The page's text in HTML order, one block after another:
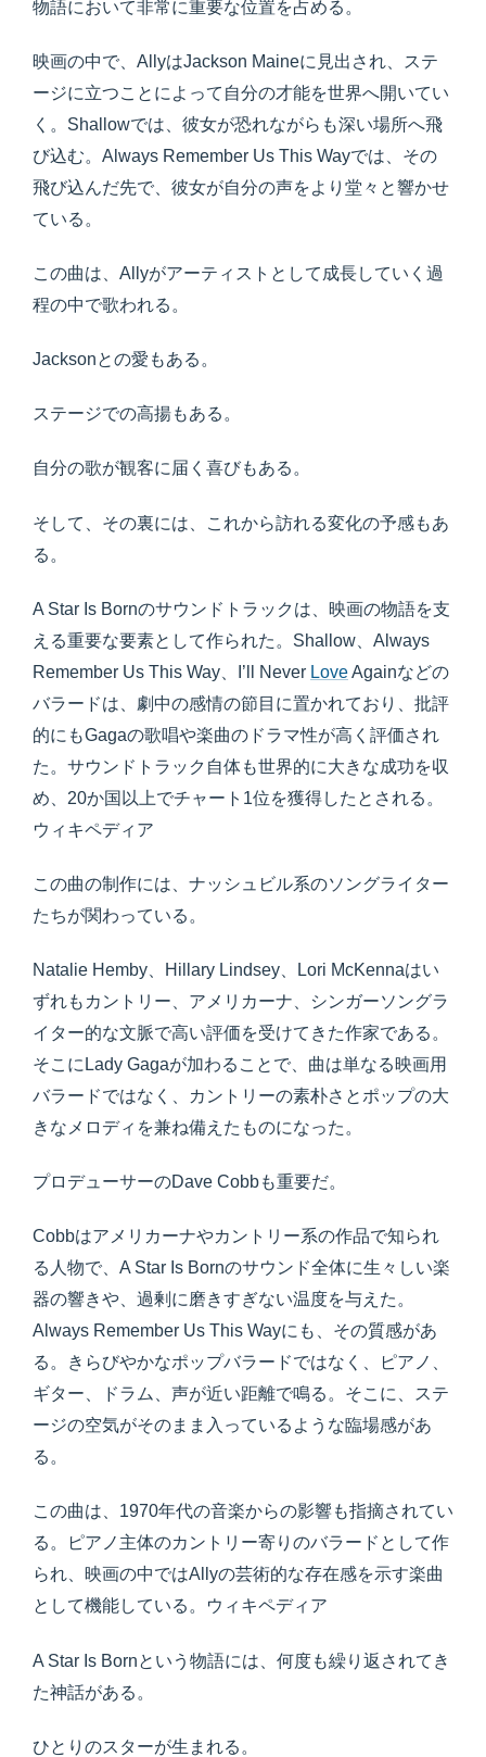
物語において非常に重要な位置を占める。
映画の中で、AllyはJackson Maineに見出され、ステ
ージに立つことによって自分の才能を世界へ開いてい
く。Shallowでは、彼女が恐れながらも深い場所へ飛
び込む。Always Remember Us This Wayでは、その
飛び込んだ先で、彼女が自分の声をより堂々と響かせ
ている。
この曲は、Allyがアーティストとして成長していく過
程の中で歌われる。
Jacksonとの愛もある。
ステージでの高揚もある。
自分の歌が観客に届く喜びもある。
そして、その裏には、これから訪れる変化の予感もあ
る。
A Star Is Bornのサウンドトラックは、映画の物語を支
える重要な要素として作られた。Shallow、Always
Remember Us This Way、I’ll Never LoveAgainなどの
バラードは、劇中の感情の節目に置かれており、批評
的にもGagaの歌唱や楽曲のドラマ性が高く評価され
た。サウンドトラック自体も世界的に大きな成功を収
め、20か国以上でチャート1位を獲得したとされる。
ウィキペディア
この曲の制作には、ナッシュビル系のソングライター
たちが関わっている。
Natalie Hemby、Hillary Lindsey、Lori McKennaはい
ずれもカントリー、アメリカーナ、シンガーソングラ
イター的な文脈で高い評価を受けてきた作家である。
そこにLady Gagaが加わることで、曲は単なる映画用
バラードではなく、カントリーの素朴さとポップの大
きなメロディを兼ね備えたものになった。
プロデューサーのDave Cobbも重要だ。
Cobbはアメリカーナやカントリー系の作品で知られ
る人物で、A Star Is Bornのサウンド全体に生々しい楽
器の響きや、過剰に磨きすぎない温度を与えた。
Always Remember Us This Wayにも、その質感があ
る。きらびやかなポップバラードではなく、ピアノ、
ギター、ドラム、声が近い距離で鳴る。そこに、ステ
ージの空気がそのまま入っているような臨場感があ
る。
この曲は、1970年代の音楽からの影響も指摘されてい
る。ピアノ主体のカントリー寄りのバラードとして作
られ、映画の中ではAllyの芸術的な存在感を示す楽曲
として機能している。ウィキペディア
A Star Is Bornという物語には、何度も繰り返されてき
た神話がある。
ひとりのスターが生まれる。